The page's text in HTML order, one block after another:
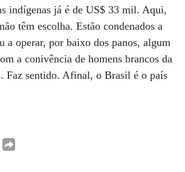
indígenas já é de US$ 33 mil. Aqui,
têm escolha. Estão condenados a
a operar, por baixo dos panos, algum
a conivência de homens brancos da
Faz sentido. Afinal, o Brasil é o país